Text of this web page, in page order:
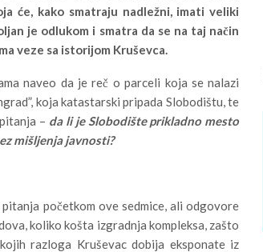
će, kako smatraju nadležni, imati veliki
je odlukom i smatra da se na taj način
veze sa istorijom Kruševca.
naveo da je reč o parceli koja se nalazi
koja katastarski pripada Slobodištu, te
– da li je Slobodište prikladno mesto
mišljenja javnosti?
početkom ove sedmice, ali odgovore
koliko košta izgradnja kompleksa, zašto
razloga Kruševac dobija eksponate iz